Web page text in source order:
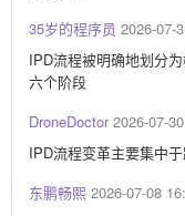
35岁的程序员 2026-07-
IPD流程被明确地划分
六个阶段
DroneDoctor 2026-07-
IPD流程变革主要集中
东鹏畅熙 2026-07-08